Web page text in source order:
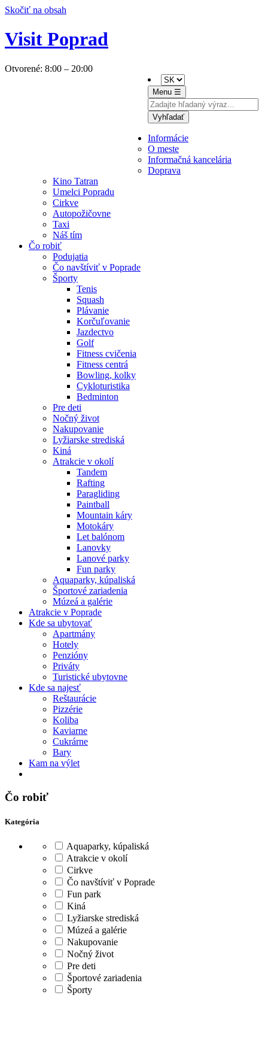
Skočiť na obsah
Visit Poprad
Otvorené: 8:00 – 20:00
Menu ☰
Vyhľadať
Informácie
O meste
Informačná kancelária
Doprava
Kino Tatran
Umelci Popradu
Cirkve
Autopožičovne
Taxi
Náš tím
Čo robiť
Podujatia
Čo navštíviť v Poprade
Športy
Tenis
Squash
Plávanie
Korčuľovanie
Jazdectvo
Golf
Fitness cvičenia
Fitness centrá
Bowling, kolky
Cykloturistika
Bedminton
Pre deti
Nočný život
Nakupovanie
Lyžiarske strediská
Kiná
Atrakcie v okolí
Tandem
Rafting
Paragliding
Paintball
Mountain káry
Motokáry
Let balónom
Lanovky
Lanové parky
Fun parky
Aquaparky, kúpaliská
Športové zariadenia
Múzeá a galérie
Atrakcie v Poprade
Kde sa ubytovať
Apartmány
Hotely
Penzióny
Priváty
Turistické ubytovne
Kde sa najesť
Reštaurácie
Pizzérie
Koliba
Kaviarne
Cukrárne
Bary
Kam na výlet
Čo robiť
Kategória
Aquaparky, kúpaliská
Atrakcie v okolí
Cirkve
Čo navštíviť v Poprade
Fun park
Kiná
Lyžiarske strediská
Múzeá a galérie
Nakupovanie
Nočný život
Pre deti
Športové zariadenia
Športy